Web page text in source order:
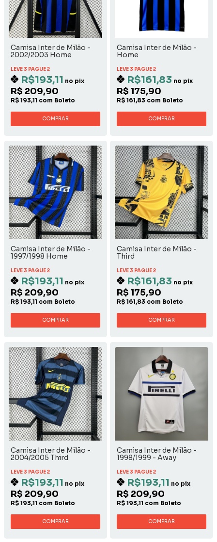
Camisa Inter de Milão -
2002/2003 Home
LEVE 3 PAGUE 2
R$193,11 no pix
R$ 209,90
R$ 193,11 com Boleto
COMPRAR
Camisa Inter de Milão -
Home
LEVE 3 PAGUE 2
R$161,83 no pix
R$ 175,90
R$ 161,83 com Boleto
COMPRAR
Camisa Inter de Milão -
1997/1998 Home
LEVE 3 PAGUE 2
R$193,11 no pix
R$ 209,90
R$ 193,11 com Boleto
COMPRAR
Camisa Inter de Milão -
Third
LEVE 3 PAGUE 2
R$161,83 no pix
R$ 175,90
R$ 161,83 com Boleto
COMPRAR
Camisa Inter de Milão -
2004/2005 Third
LEVE 3 PAGUE 2
R$193,11 no pix
R$ 209,90
R$ 193,11 com Boleto
COMPRAR
Camisa Inter de Milão -
1998/1999 - Away
LEVE 3 PAGUE 2
R$193,11 no pix
R$ 209,90
R$ 193,11 com Boleto
COMPRAR